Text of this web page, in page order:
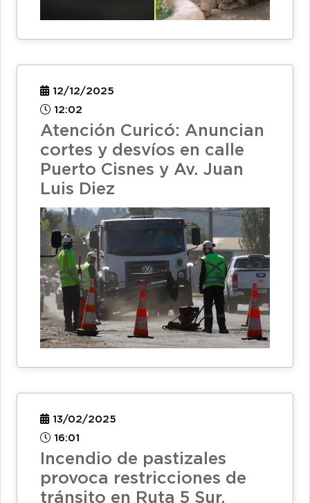
12/12/2025
12:02
Atención Curicó: Anuncian
cortes y desvíos en calle
Puerto Cisnes y Av. Juan
Luis Diez
13/02/2025
16:01
Incendio de pastizales
provoca restricciones de
tránsito en Ruta 5 Sur,